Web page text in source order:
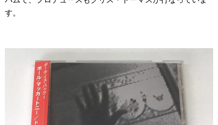
す。